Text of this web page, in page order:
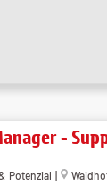
-
Potenzial |